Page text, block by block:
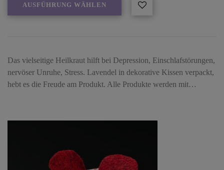
AUSFÜHRUNG WÄHLEN
Das vielseitige Heilkraut hilft bei Depression, Einschlafstörungen,
nervöser Unruhe, Stress. Lavendel in dekorative Kissen verpackt,
hebt es die Freude am Produkt. Alle Produkte werden mit…